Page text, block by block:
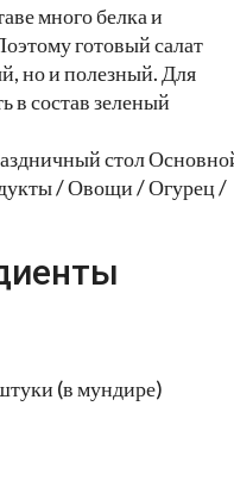
много белка и
готовый салат
но и полезный. Для
в состав зеленый
стол
/ Овощи / Огурец /
(в мундире)